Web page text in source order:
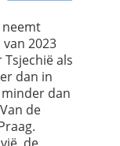
neemt
2023
als
dan in
dan
de
de